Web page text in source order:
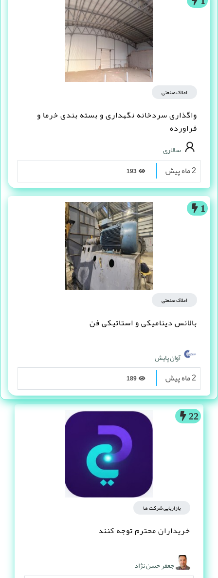
22
بازاریابی شرکت ها
خریداران محترم توجه کنند
جعفر حسن نژاد
املاک صنعتی
واگذاری سردخانه نگهداری و بسته بندی خرما و
فراورده
سالاری
2 ماه پیش
1
املاک صنعتی
بالانس دینامیکی و استاتیکی فن
آوان پایش
2 ماه پیش